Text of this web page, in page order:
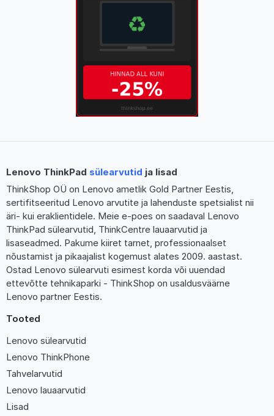
Lenovo ThinkPad sülearvutid ja lisad
ThinkShop OÜ on Lenovo ametlik Gold Partner Eestis,
sertifitseeritud Lenovo arvutite ja lahenduste spetsialist nii
äri- kui eraklientidele. Meie e-poes on saadaval Lenovo
ThinkPad sülearvutid, ThinkCentre lauaarvutid ja
lisaseadmed. Pakume kiiret tarnet, professionaalset
nõustamist ja pikaajalist kogemust alates 2009. aastast.
Ostad Lenovo sülearvuti esimest korda või uuendad
ettevõtte tehnikaparki - ThinkShop on usaldusväärne
Lenovo partner Eestis.
Tooted
Lenovo sülearvutid
Lenovo ThinkPhone
Tahvelarvutid
Lenovo lauaarvutid
Lisad